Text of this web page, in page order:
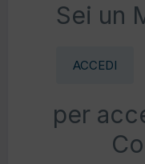
Sei un
ACCEDI
per